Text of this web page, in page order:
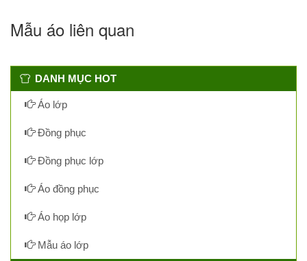
Mẫu áo liên quan
DANH MỤC HOT
Áo lớp
Đồng phục
Đồng phục lớp
Áo đồng phục
Áo họp lớp
Mẫu áo lớp